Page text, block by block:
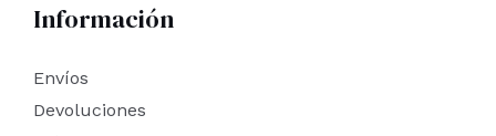
Información
Envíos
Devoluciones